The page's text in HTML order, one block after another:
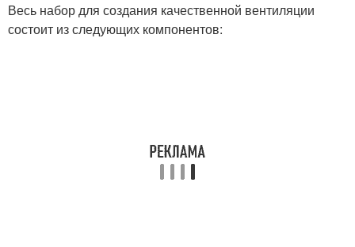
Весь набор для создания качественной вентиляции
состоит из следующих компонентов: